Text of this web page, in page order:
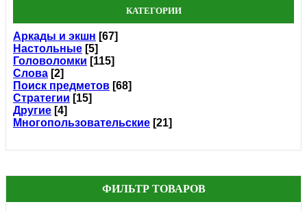
КАТЕГОРИИ
Аркады и экшн [67]
Настольные [5]
Головоломки [115]
Слова [2]
Поиск предметов [68]
Стратегии [15]
Другие [4]
Многопользовательские [21]
ФИЛЬТР ТОВАРОВ